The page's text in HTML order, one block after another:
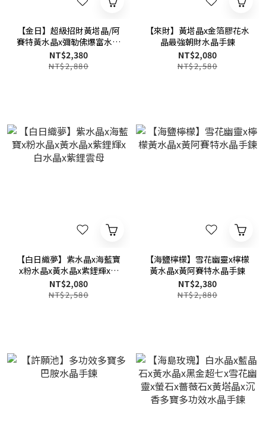
【金日】超級招財黃塔晶/阿
賽特黃水晶x彌勒佛爆富水晶
手鍊
NT$2,380
NT$2,880
【來財】黃塔晶x金箔膠花水
晶最強朝財水晶手鍊
NT$2,080
NT$2,580
【白日織夢】紫水晶x海藍寶
x粉水晶x黃水晶x紫鋰輝x白
水晶x紫鋰雲母
NT$2,080
NT$2,580
【海鹽檸檬】雪花幽靈x檸檬
黃水晶x黃阿賽特水晶手鍊
NT$2,380
NT$2,880